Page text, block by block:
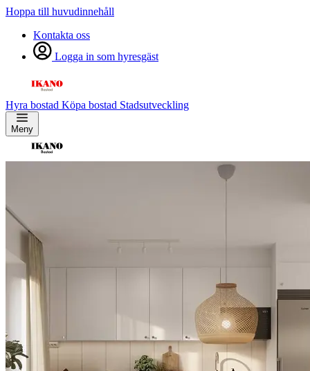
Hoppa till huvudinnehåll
Kontakta oss
Logga in som hyresgäst
Hyra bostad Köpa bostad Stadsutveckling
Meny